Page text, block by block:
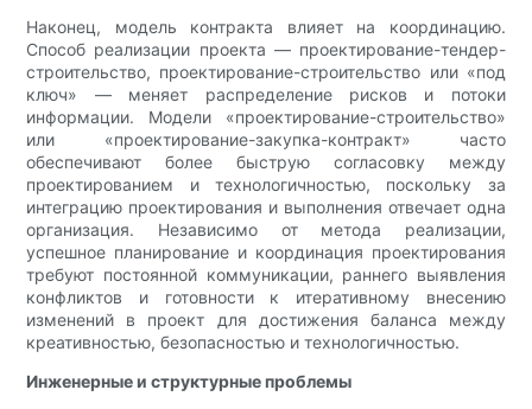
Наконец, модель контракта влияет на координацию.
Способ реализации проекта — проектирование-тендер-
строительство, проектирование-строительство или «под
ключ» — меняет распределение рисков и потоки
информации. Модели «проектирование-строительство»
или «проектирование-закупка-контракт» часто
обеспечивают более быструю согласовку между
проектированием и технологичностью, поскольку за
интеграцию проектирования и выполнения отвечает одна
организация. Независимо от метода реализации,
успешное планирование и координация проектирования
требуют постоянной коммуникации, раннего выявления
конфликтов и готовности к итеративному внесению
изменений в проект для достижения баланса между
креативностью, безопасностью и технологичностью.
Инженерные и структурные проблемы